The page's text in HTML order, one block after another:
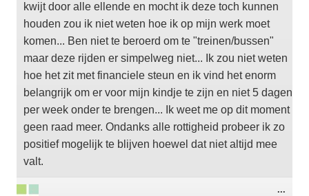
kwijt door alle ellende en mocht ik deze toch kunnen
houden zou ik niet weten hoe ik op mijn werk moet
komen... Ben niet te beroerd om te "treinen/bussen"
maar deze rijden er simpelweg niet... Ik zou niet weten
hoe het zit met financiele steun en ik vind het enorm
belangrijk om er voor mijn kindje te zijn en niet 5 dagen
per week onder te brengen... Ik weet me op dit moment
geen raad meer. Ondanks alle rottigheid probeer ik zo
positief mogelijk te blijven hoewel dat niet altijd mee
valt.
...